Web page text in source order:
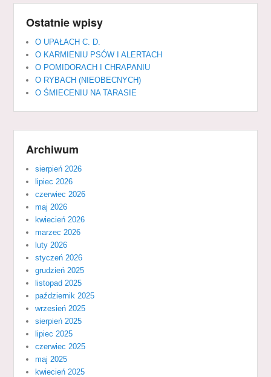
Ostatnie wpisy
O UPAŁACH C. D.
O KARMIENIU PSÓW I ALERTACH
O POMIDORACH I CHRAPANIU
O RYBACH (NIEOBECNYCH)
O ŚMIECENIU NA TARASIE
Archiwum
sierpień 2026
lipiec 2026
czerwiec 2026
maj 2026
kwiecień 2026
marzec 2026
luty 2026
styczeń 2026
grudzień 2025
listopad 2025
październik 2025
wrzesień 2025
sierpień 2025
lipiec 2025
czerwiec 2025
maj 2025
kwiecień 2025